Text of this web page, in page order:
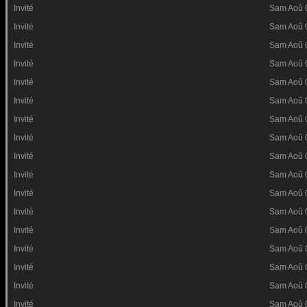
Invité
Sam Aoû
Invité
Sam Aoû
Invité
Sam Aoû
Invité
Sam Aoû
Invité
Sam Aoû
Invité
Sam Aoû
Invité
Sam Aoû
Invité
Sam Aoû
Invité
Sam Aoû
Invité
Sam Aoû
Invité
Sam Aoû
Invité
Sam Aoû
Invité
Sam Aoû
Invité
Sam Aoû
Invité
Sam Aoû
Invité
Sam Aoû
Invité
Sam Aoû